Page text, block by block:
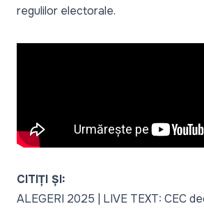
regulilor electorale.
CITIȚI ȘI:
ALEGERI 2025 | LIVE TEXT: CEC